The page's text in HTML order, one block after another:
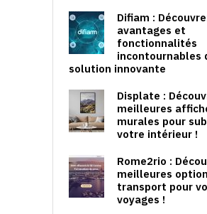
Difiam :
avantages et
fonctionnalités
incontournables
solution innovante
Displate :
meilleures
murales pour
votre intérieur !
Rome2rio :
meilleures
transport pour
voyages !